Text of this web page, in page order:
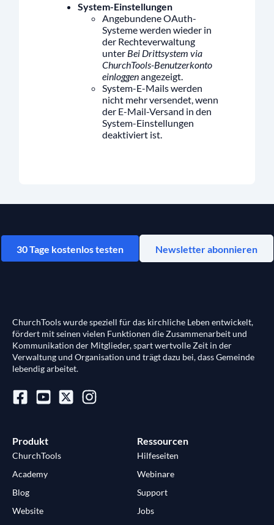
System-Einstellungen
Angebundene OAuth-
Systeme werden wieder in
der Rechteverwaltung
unter Bei Drittsystem via
ChurchTools-Benutzerkonto
einloggenangezeigt.
System-E-Mails werden
nicht mehr versendet, wenn
der E-Mail-Versand in den
System-Einstellungen
deaktiviert ist.
30 Tage kostenlos testen Newsletter abonnieren
ChurchTools wurde speziell für das kirchliche Leben entwickelt,
fördert mit seinen vielen Funktionen die Zusammenarbeit und
Kommunikation der Mitglieder, spart wertvolle Zeit in der
Verwaltung und Organisation und trägt dazu bei, dass Gemeinde
lebendig arbeitet.
Produkt
ChurchTools
Academy
Blog
Website
Ressourcen
Hilfeseiten
Webinare
Support
Jobs